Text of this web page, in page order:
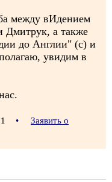
между вИдением
Дмитрук, а также
до Англии" (с) и
увидим в
•
Заявить о